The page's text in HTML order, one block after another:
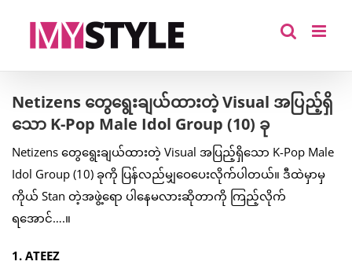
Netizens တွေရွေးချယ်ထားတဲ့ Visual အပြည့်ရှိ
သော K-Pop Male Idol Group (10) ခု
Netizens တွေရွေးချယ်ထားတဲ့ Visual အပြည့်ရှိသော K-Pop Male
Idol Group (10) ခုကို ပြန်လည်မျှဝေပေးလိုက်ပါတယ်။ ဒီထဲမှာမှ
ကိုယ် Stan တဲ့အဖွဲ့ရော ပါနေမလားဆိုတာကို ကြည့်လိုက်
ရအောင်….။
1. ATEEZ